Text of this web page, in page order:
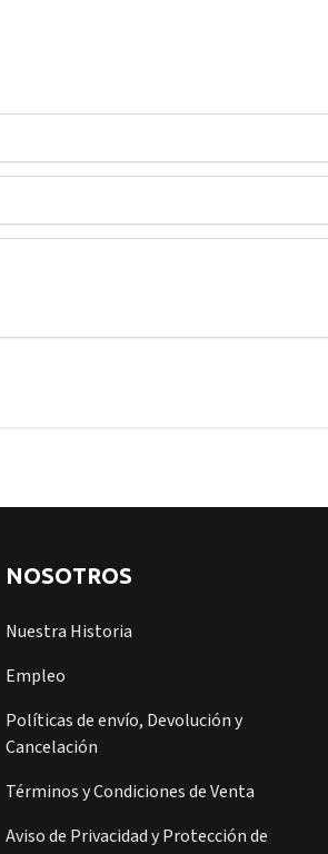
NOSOTROS
Nuestra Historia
Empleo
Políticas de envío, Devolución y
Cancelación
Términos y Condiciones de Venta
Aviso de Privacidad y Protección de